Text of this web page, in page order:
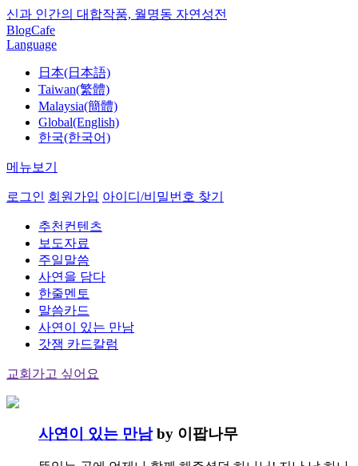
신과 인간의 대합작품, 월명동 자연성전
BlogCafe
Language
日本(日本語)
Taiwan(繁體)
Malaysia(簡體)
Global(English)
한국(한국어)
메뉴보기
로그인 회원가입 아이디/비밀번호 찾기
추천컨텐츠
보도자료
주일말씀
사연을 담다
한줄멘토
말씀카드
사연이 있는 만남
갓잼 카드칼럼
교회가고 싶어요
사연이 있는 만남 by 이팝나무